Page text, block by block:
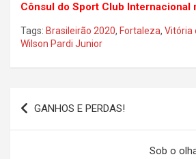
Cônsul do Sport Club Internacional
Tags: Brasileirão 2020, Fortaleza, Vitória
Wilson Pardi Junior
Navegação
de
GANHOS E PERDAS!
Sob o